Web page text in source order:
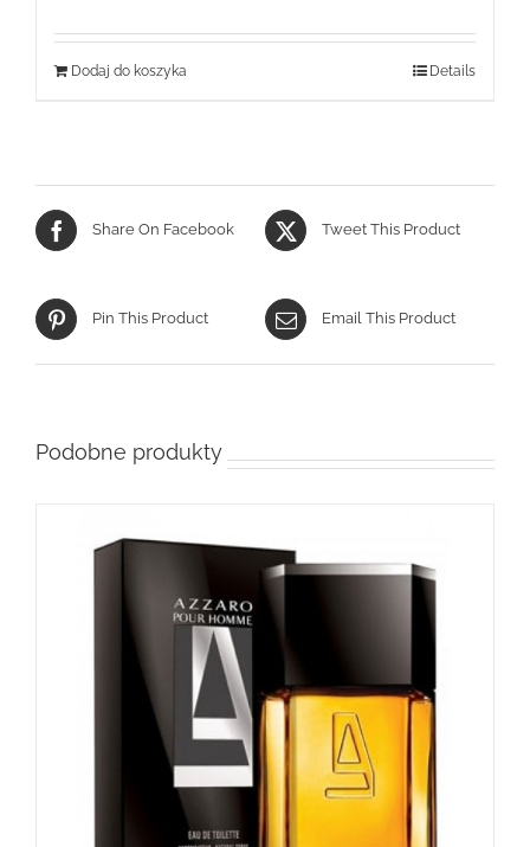
119,99 zł.
59,99 zł.
Dodaj do koszyka Details
Share On Facebook Tweet This Product
Pin This Product Email This Product
Podobne produkty